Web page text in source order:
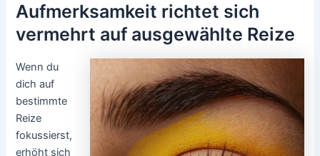
Aufmerksamkeit richtet sich
vermehrt auf ausgewählte Reize
Wenn du
dich auf
bestimmte
Reize
fokussierst,
erhöht sich